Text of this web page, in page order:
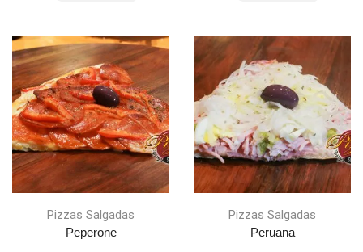
Pizzas Salgadas
Peperone
Pizzas Salgadas
Peruana